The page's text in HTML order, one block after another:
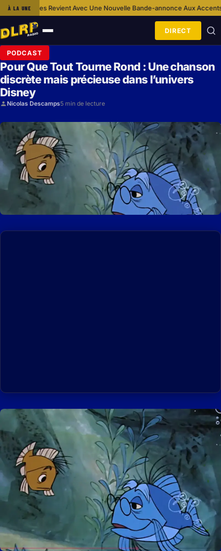
À LA UNE
Une Nouvelle Bande-annonce Aux Accents Horrifiques·Ca S’Est
Ouvrir
le
menu
DIRECT
PODCAST
Pour Que Tout Tourne Rond : Une chanson
discrète mais précieuse dans l’univers
Disney
Nicolas Descamps5 min de lecture